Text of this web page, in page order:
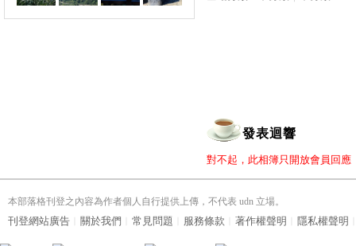
發表迴響
對不起，此相簿只開放會員回應
本部落格刊登之內容為作者個人自行提供上傳，不代表 udn 立場。
刊登網站廣告 關於我們 常見問題 服務條款 著作權聲明 隱私權聲明